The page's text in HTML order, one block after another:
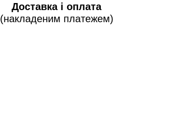
Доставка і оплата
(накладеним платежем)